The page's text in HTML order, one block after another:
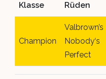
Klasse Rüden
Champion
Valbrown’s
Nobody‘s
Perfect
Zuchtwarte
Inter Boston
Züchter-Verzeichnis
Clubsiegerschau 2018